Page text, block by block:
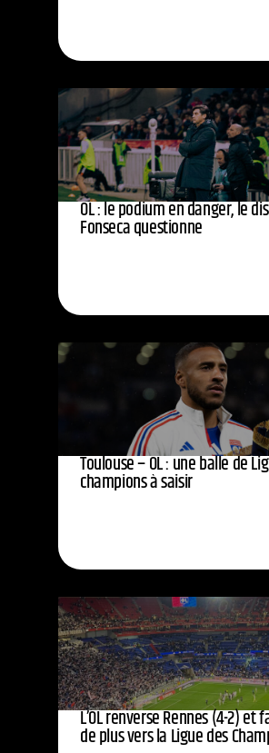
OL : le podium en danger, le
Fonseca questionne
Toulouse – OL : une balle de
champions à saisir
L’OL renverse Rennes (4-2) et
de plus vers la Ligue des